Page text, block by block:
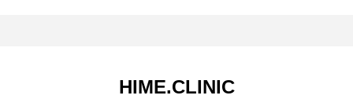
HIME.CLINIC